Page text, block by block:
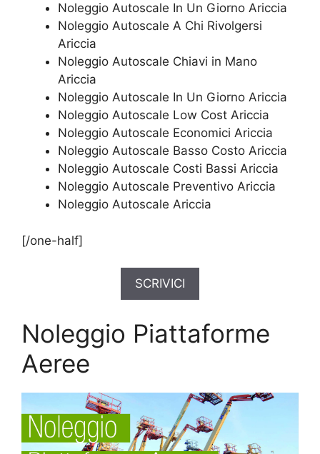
Noleggio Autoscale In Un Giorno Ariccia
Noleggio Autoscale A Chi Rivolgersi
Ariccia
Noleggio Autoscale Chiavi in Mano
Ariccia
Noleggio Autoscale In Un Giorno Ariccia
Noleggio Autoscale Low Cost Ariccia
Noleggio Autoscale Economici Ariccia
Noleggio Autoscale Basso Costo Ariccia
Noleggio Autoscale Costi Bassi Ariccia
Noleggio Autoscale Preventivo Ariccia
Noleggio Autoscale Ariccia
[/one-half]
SCRIVICI
Noleggio Piattaforme
Aeree